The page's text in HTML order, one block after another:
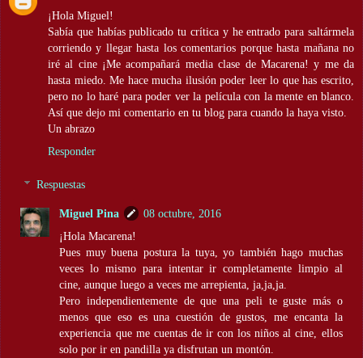
¡Hola Miguel!
Sabía que habías publicado tu crítica y he entrado para saltármela
corriendo y llegar hasta los comentarios porque hasta mañana no
iré al cine ¡Me acompañará media clase de Macarena! y me da
hasta miedo. Me hace mucha ilusión poder leer lo que has escrito,
pero no lo haré para poder ver la película con la mente en blanco.
Así que dejo mi comentario en tu blog para cuando la haya visto.
Un abrazo
Responder
Respuestas
Miguel Pina
08 octubre, 2016
¡Hola Macarena!
Pues muy buena postura la tuya, yo también hago muchas
veces lo mismo para intentar ir completamente limpio al
cine, aunque luego a veces me arrepienta, ja,ja,ja.
Pero independientemente de que una peli te guste más o
menos que eso es una cuestión de gustos, me encanta la
experiencia que me cuentas de ir con los niños al cine, ellos
solo por ir en pandilla ya disfrutan un montón.